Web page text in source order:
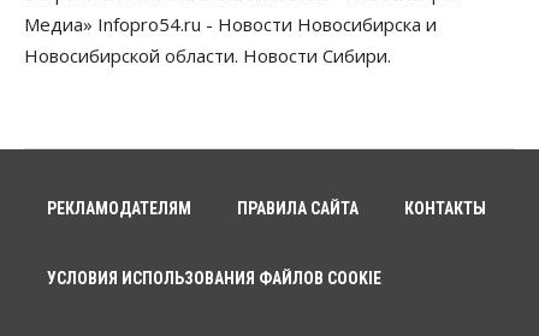
05 Августа 2026, 13:00
Право&Порядок
Более 400 новосибирских компаний
вывели зарплату сотрудников «из тени»
Медиа» Infopro54.ru - Новости Новосибирска и
Новосибирской области. Новости Сибири.
РЕКЛАМОДАТЕЛЯМ ПРАВИЛА САЙТА КОНТАКТЫ
УСЛОВИЯ ИСПОЛЬЗОВАНИЯ ФАЙЛОВ COOKIE